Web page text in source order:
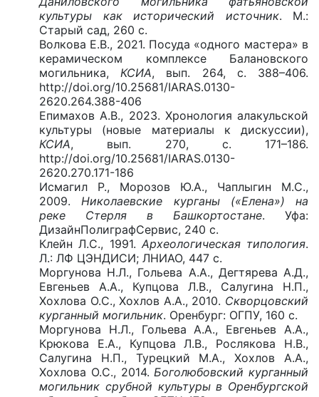
культуры как исторический источник. М.:
Старый сад, 260 с.
Волкова Е.В., 2021. Посуда «одного мастера» в
керамическом комплексе Балановского
могильника,КСИА, вып. 264, с. 388–406.
http://doi.org/10.25681/IARAS.0130-
2620.264.388-406
Епимахов А.В., 2023. Хронология алакульской
культуры (новые материалы к дискуссии),
КСИА, вып. 270, с. 171–186.
http://doi.org/10.25681/IARAS.0130-
2620.270.171-186
Исмагил Р., Морозов Ю.А., Чаплыгин М.С.,
2009.Николаевские курганы («Елена») на
реке Стерля в Башкортостане. Уфа:
ДизайнПолиграфСервис, 240 с.
Клейн Л.С., 1991. Археологическая типология.
Л.: ЛФ ЦЭНДИСИ; ЛНИАО, 447 с.
Моргунова Н.Л., Гольева А.А., Дегтярева А.Д.,
Евгеньев А.А., Купцова Л.В., Салугина Н.П.,
Хохлова О.С., Хохлов А.А., 2010. Скворцовский
курганный могильник. Оренбург: ОГПУ, 160 с.
Моргунова Н.Л., Гольева А.А., Евгеньев А.А.,
Крюкова Е.А., Купцова Л.В., Рослякова Н.В.,
Салугина Н.П., Турецкий М.А., Хохлов А.А.,
Хохлова О.С., 2014.Боголюбовский курганный
могильник срубной культуры в Оренбургской